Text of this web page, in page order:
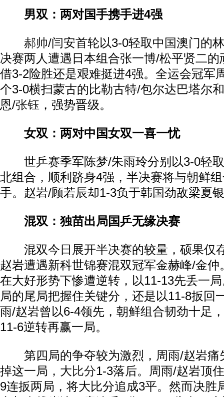
男双：两对国手携手进4强
郝帅/闫安首轮以3-0轻取中国澳门的
决赛两人遭遇日本组合张一博/松平贤二
借3-2险胜还是艰难挺进4强。全运会冠军
个3-0横扫蒙古的比勒古特/包尔达巴塔尔
恩/张钰 ，强势晋级。
女双：两对中国女双一喜一忧
世乒赛季军陈梦/朱雨玲分别以3-0轻取
北组合，顺利跻身4强，半决赛将与朝鲜
手。赵岩/顾若辰却1-3负于韩国劲敌梁夏
混双：独苗出局国乒无缘决赛
混双今日展开半决赛的较量，硕果仅
赵岩遭遇新科世锦赛混双冠军金赫峰/金
在大好形势下惨遭逆转，以11-13先丢一
局的尾局把握住关键分，还是以11-8扳回
雨/赵岩曾以6-4领先，朝鲜组合韧劲十足
11-6逆转再赢一局。
第四局的争夺较为激烈，周雨/赵岩痛
掉这一局，大比分1-3落后。周雨/赵岩顶
9连扳两局，将大比分追成3平。然而决胜